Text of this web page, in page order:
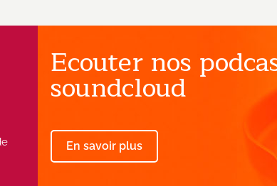
Ecouter nos
soundcloud
En savoir plus